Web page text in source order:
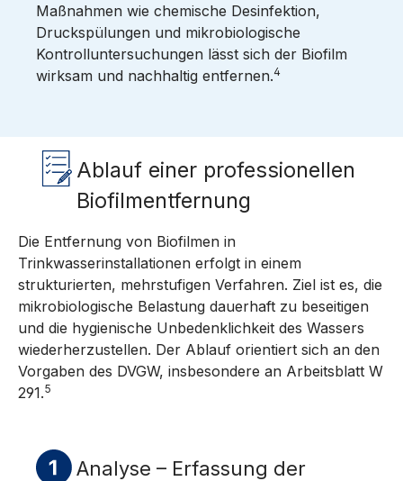
Maßnahmen wie chemische Desinfektion,
Druckspülungen und mikrobiologische
Kontrolluntersuchungen lässt sich der Biofilm
wirksam und nachhaltig entfernen.4
Ablauf einer professionellen
Biofilmentfernung
Die Entfernung von Biofilmen in
Trinkwasserinstallationen erfolgt in einem
strukturierten, mehrstufigen Verfahren. Ziel ist es, die
mikrobiologische Belastung dauerhaft zu beseitigen
und die hygienische Unbedenklichkeit des Wassers
wiederherzustellen. Der Ablauf orientiert sich an den
Vorgaben des DVGW, insbesondere an Arbeitsblatt W
291.5
Analyse – Erfassung der